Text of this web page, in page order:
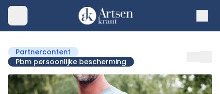
Partnercontent
Pbm persoonlijke bescherming